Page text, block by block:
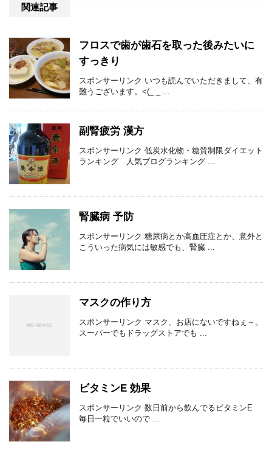
関連記事
フロスで歯が歯石を取った後みたいに
すっきり
スポンサーリンク いつも読んでいただきまして、有
難うございます。<(_ _ ...
副腎疲労 漢方
スポンサーリンク 低炭水化物・糖質制限ダイエット
ランキング 人気ブログランキング ...
腎臓病 予防
スポンサーリンク 糖尿病とか高血圧症とか、意外と
こういった病気には敏感でも、腎臓 ...
マスクの作り方
スポンサーリンク マスク、お店にないですねぇ～。
スーパーでもドラッグストアでも ...
ビタミンE 効果
スポンサーリンク 数日前から飲んでるビタミンE
毎日一粒でいいので ...